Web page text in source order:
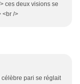
ces deux visions se
<br />
pari se réglait